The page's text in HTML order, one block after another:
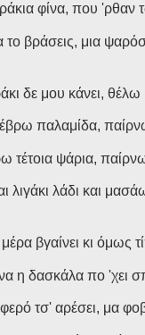
φίνα, που 'ρθαν
το βράσεις, μια
δε μου κάνει, θέλω
έβρω παλαμίδα,
τέτοια ψάρια,
λιγάκι λάδι και
βγαίνει κι όμως
η δασκάλα πο 'χει
τσ' αρέσει, μα